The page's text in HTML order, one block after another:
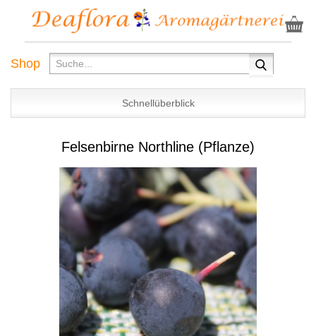
Shop
Schnellüberblick
Felsenbirne Northline (Pflanze)